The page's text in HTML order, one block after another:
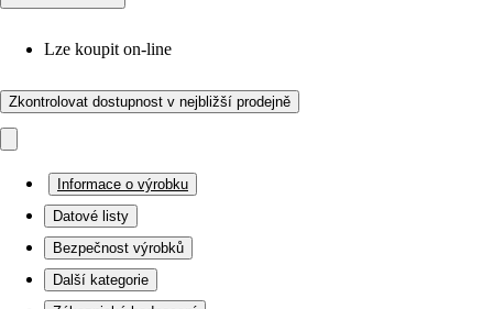
Lze koupit on-line
Zkontrolovat dostupnost v nejbližší prodejně
Informace o výrobku
Datové listy
Bezpečnost výrobků
Další kategorie